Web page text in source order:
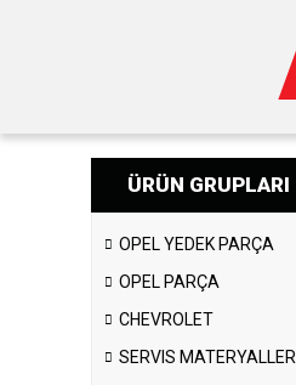
ÜRÜN GRUPLARI
OPEL YEDEK PARÇA
OPEL PARÇA
CHEVROLET
SERVIS MATERYALLERI